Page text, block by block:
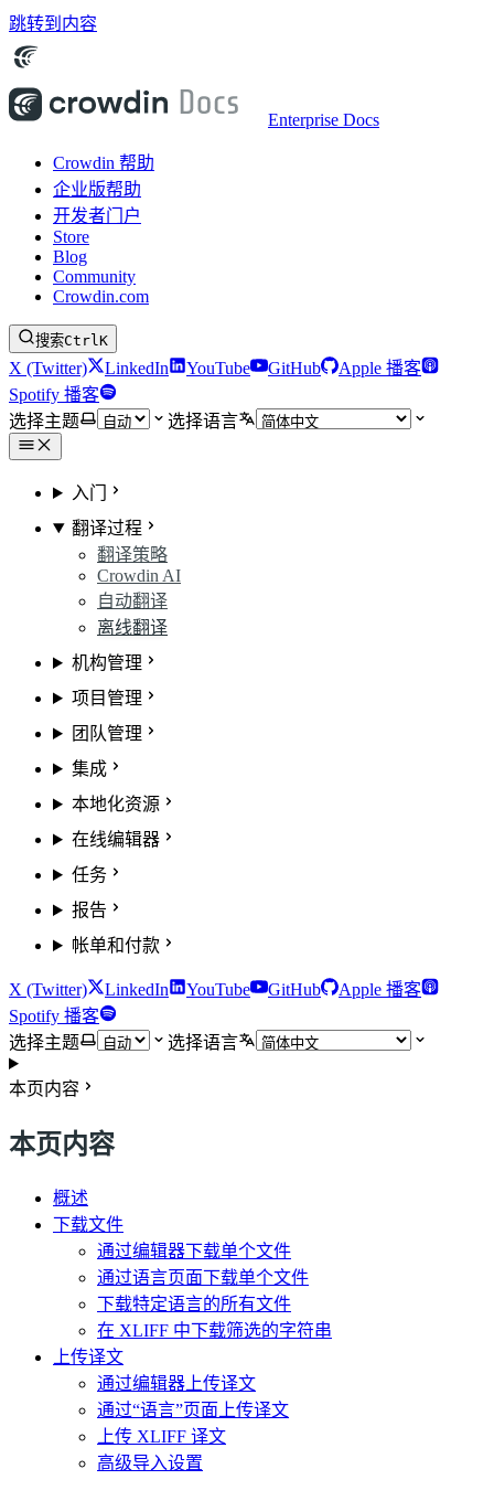
跳转到内容
Enterprise Docs
Crowdin 帮助
企业版帮助
开发者门户
Store
Blog
Community
Crowdin.com
搜索CtrlK
X (Twitter) LinkedIn YouTube GitHub
Apple 播客
Spotify 播客
选择主题
选择语言
入门
翻译过程
翻译策略
Crowdin AI
自动翻译
离线翻译
机构管理
项目管理
团队管理
集成
本地化资源
在线编辑器
任务
报告
帐单和付款
X (Twitter) LinkedIn YouTube GitHub
Apple 播客
Spotify 播客
选择主题
选择语言
本页内容
本页内容
概述
下载文件
通过编辑器下载单个文件
通过语言页面下载单个文件
下载特定语言的所有文件
在 XLIFF 中下载筛选的字符串
上传译文
通过编辑器上传译文
通过“语言”页面上传译文
上传 XLIFF 译文
高级导入设置